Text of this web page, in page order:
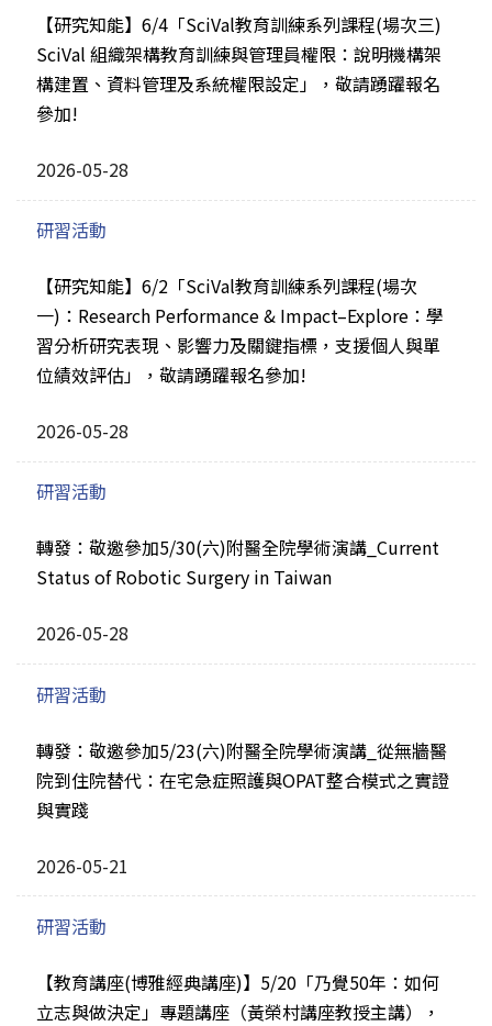
【研究知能】6/4「SciVal教育訓練系列課程(場次三)
SciVal 組織架構教育訓練與管理員權限：說明機構架
構建置、資料管理及系統權限設定」，敬請踴躍報名
參加!
2026-05-28
研習活動
【研究知能】6/2「SciVal教育訓練系列課程(場次
一)：Research Performance & Impact–Explore：學
習分析研究表現、影響力及關鍵指標，支援個人與單
位績效評估」，敬請踴躍報名參加!
2026-05-28
研習活動
轉發：敬邀參加5/30(六)附醫全院學術演講_Current
Status of Robotic Surgery in Taiwan
2026-05-28
研習活動
轉發：敬邀參加5/23(六)附醫全院學術演講_從無牆醫
院到住院替代：在宅急症照護與OPAT整合模式之實證
與實踐
2026-05-21
研習活動
【教育講座(博雅經典講座)】5/20「乃覺50年：如何
立志與做決定」專題講座（黃榮村講座教授主講），